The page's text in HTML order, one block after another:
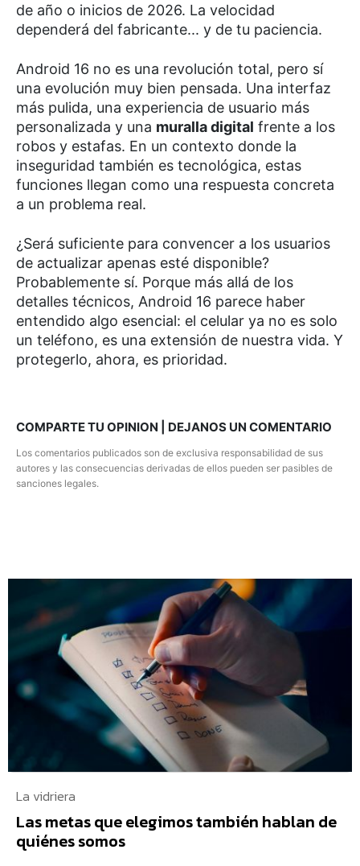
de año o inicios de 2026. La velocidad
dependerá del fabricante... y de tu paciencia.
Android 16 no es una revolución total, pero sí
una evolución muy bien pensada. Una interfaz
más pulida, una experiencia de usuario más
personalizada y una muralla digital frente a los
robos y estafas. En un contexto donde la
inseguridad también es tecnológica, estas
funciones llegan como una respuesta concreta
a un problema real.
¿Será suficiente para convencer a los usuarios
de actualizar apenas esté disponible?
Probablemente sí. Porque más allá de los
detalles técnicos, Android 16 parece haber
entendido algo esencial: el celular ya no es solo
un teléfono, es una extensión de nuestra vida. Y
protegerlo, ahora, es prioridad.
COMPARTE TU OPINION | DEJANOS UN COMENTARIO
Los comentarios publicados son de exclusiva responsabilidad de sus
autores y las consecuencias derivadas de ellos pueden ser pasibles de
sanciones legales.
La vidriera
Las metas que elegimos también hablan de
quiénes somos